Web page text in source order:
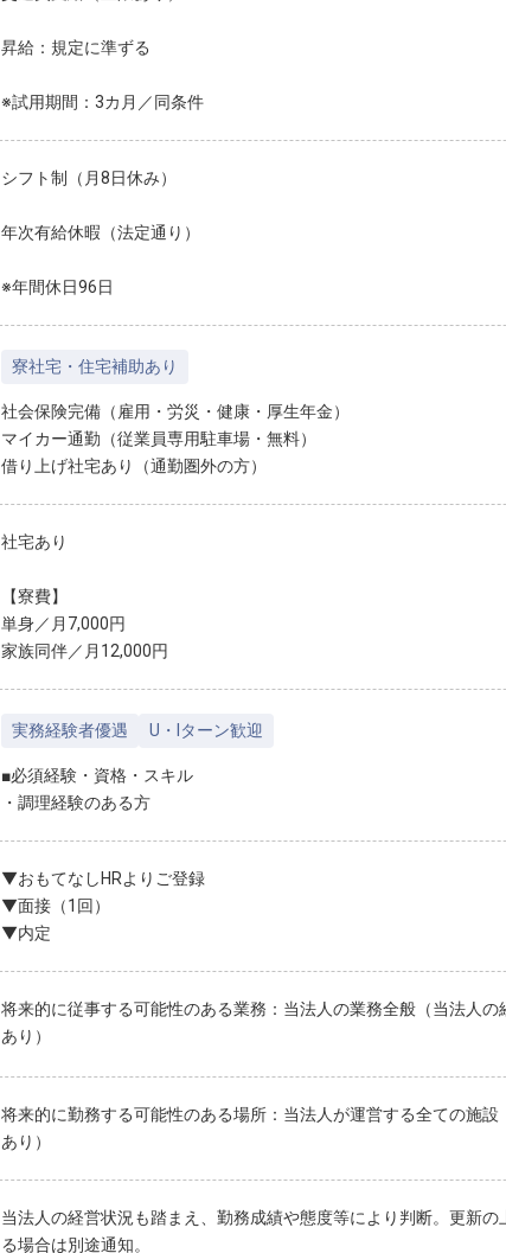
昇給：規定に準ずる
※試用期間：3カ月／同条件
シフト制（月8日休み）
年次有給休暇（法定通り）
※年間休日96日
寮社宅・住宅補助あり
社会保険完備（雇用・労災・健康・厚生年金）
マイカー通勤（従業員専用駐車場・無料）
借り上げ社宅あり（通勤圏外の⽅）
社宅あり
【寮費】
単⾝／⽉7,000円
家族同伴／⽉12,000円
実務経験者優遇 U・Iターン歓迎
■必須経験・資格・スキル
・調理経験のある方
▼おもてなしHRよりご登録
▼面接（1回）
▼内定
将来的に従事する可能性のある業務：当法人の業務全般（当法人
あり）
将来的に勤務する可能性のある場所：当法人が運営する全ての施
あり）
当法人の経営状況も踏まえ、勤務成績や態度等により判断。更新
る場合は別途通知。